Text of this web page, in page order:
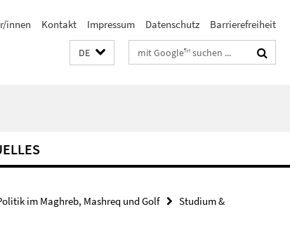
innen Kontakt Impressum Datenschutz Barrierefreiheit
DE Suchbegriffe
im Maghreb, Mashreq und Golf
Studium &